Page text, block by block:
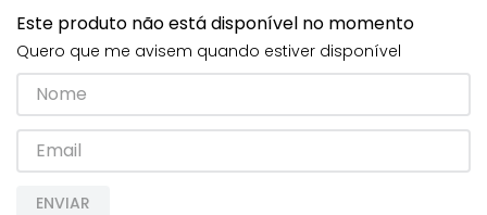
Este produto não está disponível no momento
Quero que me avisem quando estiver disponível
ENVIAR